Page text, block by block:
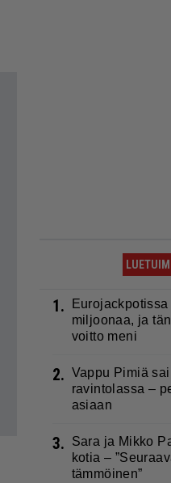
1.
miljoonaa, ja
voitto meni
2. Vappu Pimiä
ravintolassa –
asiaan
3.
Sara ja Mikko
kotia –
tämmöinen”